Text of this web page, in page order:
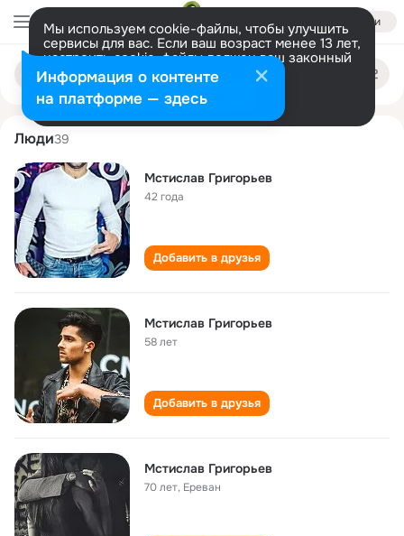
Войти
Мы используем cookie-файлы, чтобы улучшить
сервисы для вас. Если ваш возраст менее 13 лет,
настроить cookie-файлы должен ваш законный
представитель. Больше информации
Разрешить все Настроить
Поиск
людям
mstislav grigorev
Люди39
Мстислав Григорьев
42 года
Добавить в друзья
Мстислав Григорьев
58 лет
Добавить в друзья
Мстислав Григорьев
70 лет, Ереван
Информация о контенте
на платформе — здесь